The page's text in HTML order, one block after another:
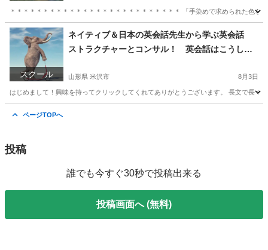
＊＊＊＊＊＊＊＊＊＊＊＊＊＊＊＊＊＊＊＊＊＊＊＊＊＊ 「手染めで求められた色
千葉 千葉市 日本文化 東京 中央区 日本文化 藍染
スクール
ネイティブ＆日本の英会話先生から学ぶ英会話
ストラクチャーとコンサル！ 英会話はこうして
山形県 米沢市 8月3日
はじめまして！興味を持ってクリックしてくれてありがとうございます。 長文で長
ページTOPへ
投稿
誰でも今すぐ30秒で投稿出来る
投稿画面へ (無料)